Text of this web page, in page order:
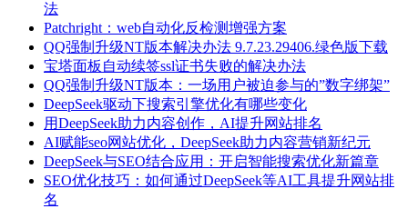
法
Patchright：web自动化反检测增强方案
QQ强制升级NT版本解决办法 9.7.23.29406.绿色版下载
宝塔面板自动续签ssl证书失败的解决办法
QQ强制升级NT版本：一场用户被迫参与的”数字绑架”
DeepSeek驱动下搜索引擎优化有哪些变化
用DeepSeek助力内容创作，AI提升网站排名
AI赋能seo网站优化，DeepSeek助力内容营销新纪元
DeepSeek与SEO结合应用：开启智能搜索优化新篇章
SEO优化技巧：如何通过DeepSeek等AI工具提升网站排
名